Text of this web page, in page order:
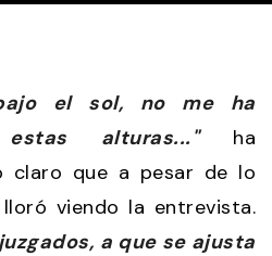
el sol, no me ha
alturas..." ha
claro que a pesar de lo
viendo la entrevista.
a que se ajusta